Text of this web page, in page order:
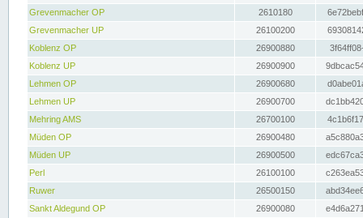
Grevenmacher OP
2610180
Grevenmacher UP
26100200
Koblenz OP
26900880
Koblenz UP
26900900
Lehmen OP
26900680
Lehmen UP
26900700
Mehring AMS
26700100
Müden OP
26900480
Müden UP
26900500
Perl
26100100
Ruwer
26500150
Sankt Aldegund OP
26900080